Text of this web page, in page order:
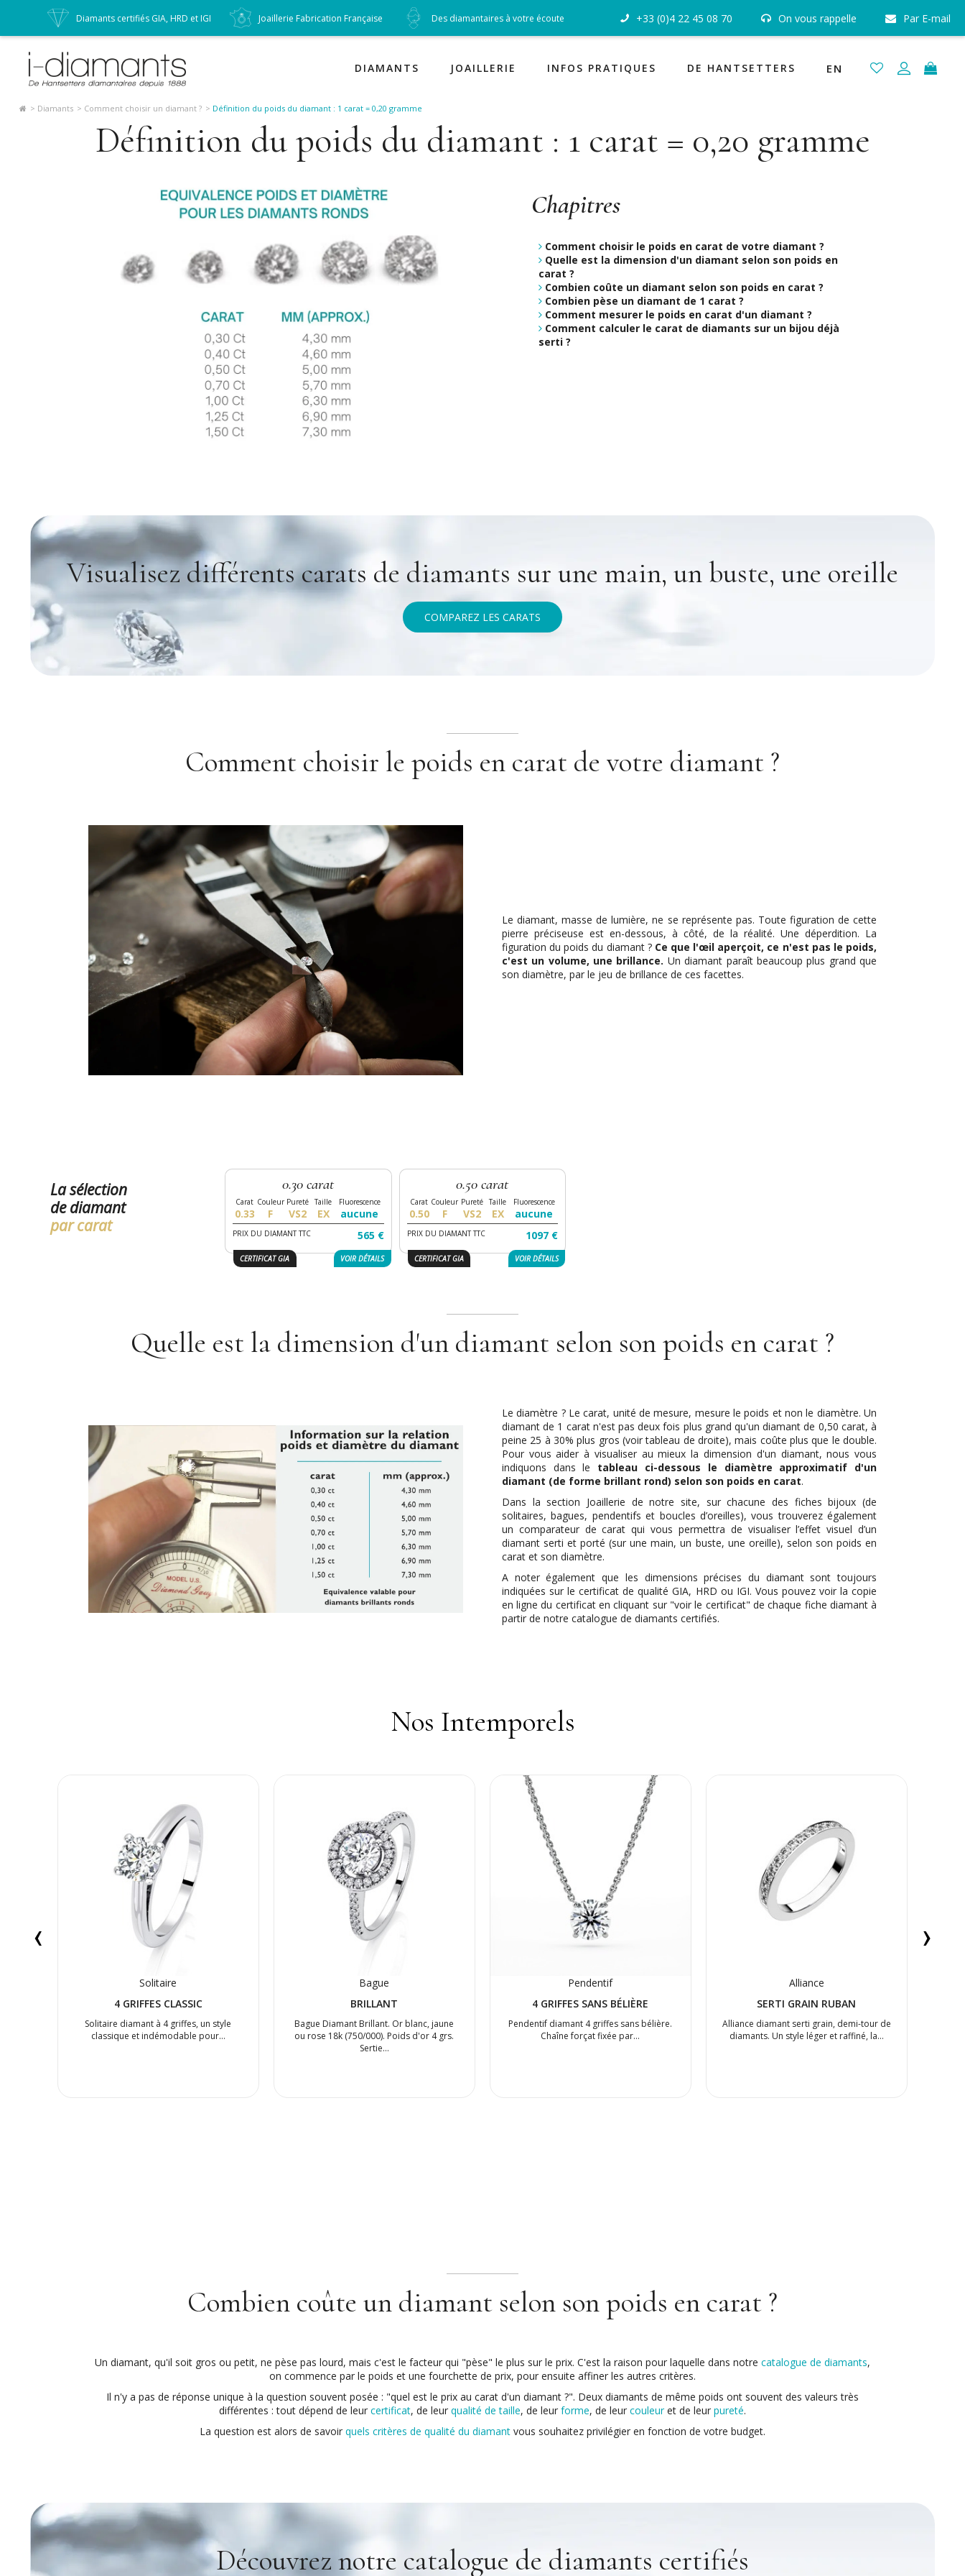
DIAMANTS JOAILLERIE INFOS PRATIQUES DE HANTSETTERS EN
Diamants Comment choisir un diamant ? Définition du poids du diamant : 1 carat = 0,20 gramme
Définition du poids du diamant : 1 carat = 0,20 gramme
Chapitres
Comment choisir le poids en carat de votre diamant ?
Quelle est la dimension d'un diamant selon son poids en
carat ?
Combien coûte un diamant selon son poids en carat ?
Combien pèse un diamant de 1 carat ?
Comment mesurer le poids en carat d'un diamant ?
Comment calculer le carat de diamants sur un bijou déjà
serti ?
Visualisez différents carats de diamants sur une main, un buste, une oreille
COMPAREZ LES CARATS
Comment choisir le poids en carat de votre diamant ?
Le diamant, masse de lumière, ne se représente pas. Toute figuration de cette
pierre préciseuse est en-dessous, à côté, de la réalité. Une déperdition. La
figuration du poids du diamant ? Ce que l'œil aperçoit, ce n'est pas le poids,
c'est un volume, une brillance. Un diamant paraît beaucoup plus grand que
son diamètre, par le jeu de brillance de ces facettes.
La sélection
de diamant
par carat
0.30 carat
0.33 F VS2 EX aucune
PRIX DU DIAMANT TTC 565 €
CERTIFICAT GIA VOIRDÉTAILS
0.50 carat
0.50 F VS2 EX aucune
PRIX DU DIAMANT TTC 1097 €
CERTIFICAT GIA VOIR DÉTAILS
Quelle est la dimension d'un diamant selon son poids en carat ?
Le diamètre ? Le carat, unité de mesure, mesure le poids et non le diamètre. Un
diamant de 1 carat n'est pas deux fois plus grand qu'un diamant de 0,50 carat, à
peine 25 à 30% plus gros (voir tableau de droite), mais coûte plus que le double.
Pour vous aider à visualiser au mieux la dimension d'un diamant, nous vous
indiquons dans le tableau ci-dessous le diamètre approximatif d'un
diamant (de forme brillant rond) selon son poids en carat.
Dans la section Joaillerie de notre site, sur chacune des fiches bijoux (de
solitaires, bagues, pendentifs et boucles d’oreilles), vous trouverez également
un comparateur de carat qui vous permettra de visualiser l’effet visuel d’un
diamant serti et porté (sur une main, un buste, une oreille), selon son poids en
carat et son diamètre.
A noter également que les dimensions précises du diamant sont toujours
indiquées sur le certificat de qualité GIA, HRD ou IGI. Vous pouvez voir la copie
en ligne du certificat en cliquant sur "voir le certificat" de chaque fiche diamant à
partir de notre catalogue de diamants certifiés.
Nos Intemporels
Solitaire
4 GRIFFES CLASSIC
Solitaire diamant à 4 griffes, un style
classique et indémodable pour…
Bague
BRILLANT
Bague Diamant Brillant. Or blanc, jaune
ou rose 18k (750/000). Poids d'or 4 grs.
Sertie…
Pendentif
4 GRIFFES SANS BÉLIÈRE
Pendentif diamant 4 griffes sans bélière.
Chaîne forçat fixée par…
Alliance
SERTI GRAIN RUBAN
Alliance diamant serti grain, demi-tour de
diamants. Un style léger et raffiné, la…
‹ ›
Combien coûte un diamant selon son poids en carat ?
Un diamant, qu'il soit gros ou petit, ne pèse pas lourd, mais c'est le facteur qui "pèse" le plus sur le prix. C'est la raison pour laquelle dans notre catalogue de diamants,
on commence par le poids et une fourchette de prix, pour ensuite affiner les autres critères.
Il n'y a pas de réponse unique à la question souvent posée : "quel est le prix au carat d'un diamant ?". Deux diamants de même poids ont souvent des valeurs très
différentes : tout dépend de leur certificat, de leur qualité de taille, de leur forme, de leur couleuret de leur pureté.
La question est alors de savoir quels critères de qualité du diamant vous souhaitez privilégier en fonction de votre budget.
Découvrez notre catalogue de diamants certifiés
Diamants certifiés GIA, HRD et IGI Joaillerie Fabrication Française Des diamantaires à votre écoute Diamants certifiés GIA, HRD et IGI Joaillerie Fabrication Française
+33 (0)4 22 45 08 70 On vous rappelle Par E-mail